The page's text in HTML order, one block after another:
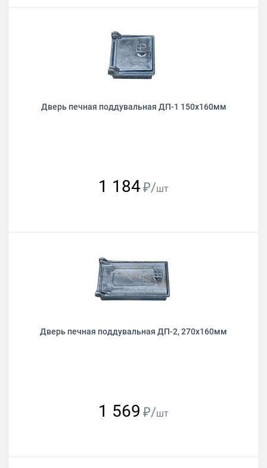
Дверь печная поддувальная ДП-1 150х160мм
1 184₽/шт
Дверь печная поддувальная ДП-2, 270х160мм
1 569 ₽/шт